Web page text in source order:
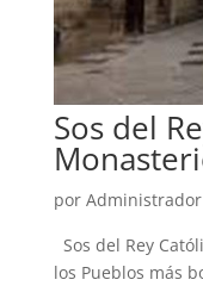
Sos del
por Administrador
Sos del Rey
los Pueblos más